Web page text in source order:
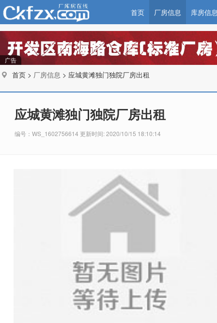
首页 厂房信息 库房信
广告
首页 > 厂房信息 > 应城黄滩独门独院厂房出租
应城黄滩独门独院厂房出租
编号：WS_1602756614 更新时间: 2020/10/15 18:10:14